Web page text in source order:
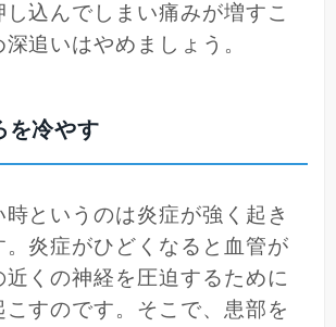
込んでしまい痛みが増すこ
追いはやめましょう。
を冷やす
というのは炎症が強く起き
。炎症がひどくなると血管が
近くの神経を圧迫するために
すのです。そこで、患部を